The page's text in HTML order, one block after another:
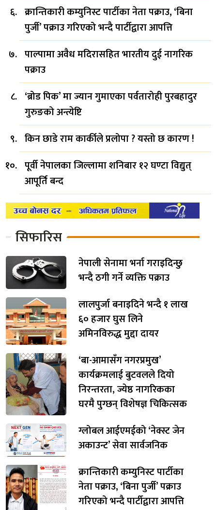
क्रान्तिकारी कम्युनिस्ट पार्टीका नेता पक्राउ, ‘बिना
पुर्जी’ पक्राउ गरिएको भन्दै पार्टीद्वारा आपत्ति
पाल्पामा अवैध मदिरासहित भारतीय दुई नागरिक
पक्राउ
‘ब्रोड पिक’ मा ज्यान गुमाएका पर्वतारोही पुरबहादुर
गुरुङको अन्त्येष्टि
किन छाडे राम कार्कीले प्रलोपा ? यस्तो छ कारण !
पूर्वी नेपालका जिल्लामा शनिबार १२ घण्टा विद्युत्
आपूर्ति बन्द
सिफारिस
नेपाली सेनामा भर्ना गराइदिन्छु
भन्दै ठगी गर्ने व्यक्ति पक्राउ
लालपुर्जा बनाइदिने भन्दै १ लाख
६० हजार घुस लिने
अमिनविरुद्ध मुद्दा दायर
‘बा-आमासँग नगरप्रमुख’
कार्यक्रमलाई बुटवलले दियो
निरन्तरता, ज्येष्ठ नागरिकका
घरमै पुग्छन् विशेषज्ञ चिकित्सक
ग्लोबल आईएमईको ‘नेक्स्ट जेन
अकाउन्ट’ सेवा सार्वजनिक
क्रान्तिकारी कम्युनिस्ट पार्टीका
नेता पक्राउ, ‘बिना पुर्जी’ पक्राउ
गरिएको भन्दै पार्टीद्वारा आपत्ति